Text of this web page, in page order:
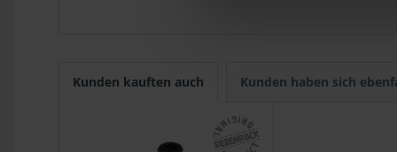
Kunden kauften auch Kunden haben sich